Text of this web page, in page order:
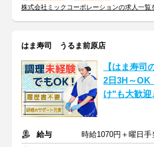
株式会社ミックコーポレーションの求人一覧
はま寿司 うるま前原店
【はま寿司
2日3H～OK
け"も大歓迎
給与
時給1070円＋曜日